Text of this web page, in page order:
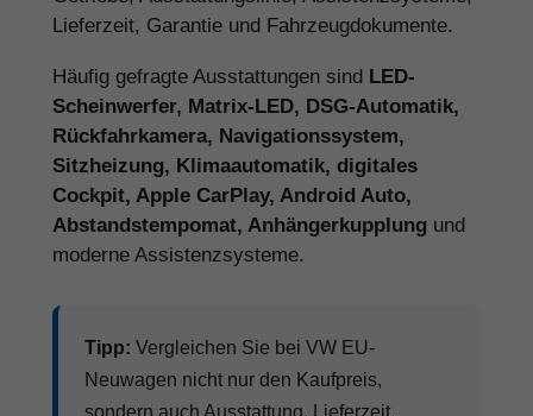
Lieferzeit, Garantie und Fahrzeugdokumente.
Häufig gefragte Ausstattungen sind LED-
Scheinwerfer, Matrix-LED, DSG-Automatik,
Rückfahrkamera, Navigationssystem,
Sitzheizung, Klimaautomatik, digitales
Cockpit, Apple CarPlay, Android Auto,
Abstandstempomat, Anhängerkupplung und
moderne Assistenzsysteme.
Tipp: Vergleichen Sie bei VW EU-
Neuwagen nicht nur den Kaufpreis,
sondern auch Ausstattung, Lieferzeit,